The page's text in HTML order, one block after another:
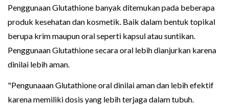
Penggunaan Glutathione banyak ditemukan pada beberapa
produk kesehatan dan kosmetik. Baik dalam bentuk topikal
berupa krim maupun oral seperti kapsul atau suntikan.
Penggunaan Glutathione secara oral lebih dianjurkan karena
dinilai lebih aman.
"Pengunaaan Glutathione oral dinilai aman dan lebih efektif
karena memiliki dosis yang lebih terjaga dalam tubuh.